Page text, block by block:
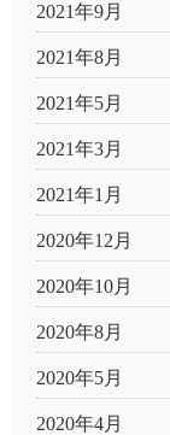
2021年9月
2021年8月
2021年5月
2021年3月
2021年1月
2020年12月
2020年10月
2020年8月
2020年5月
2020年4月